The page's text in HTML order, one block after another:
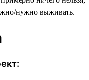
нужно выживать.